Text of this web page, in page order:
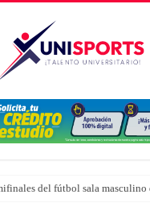
del fútbol sala